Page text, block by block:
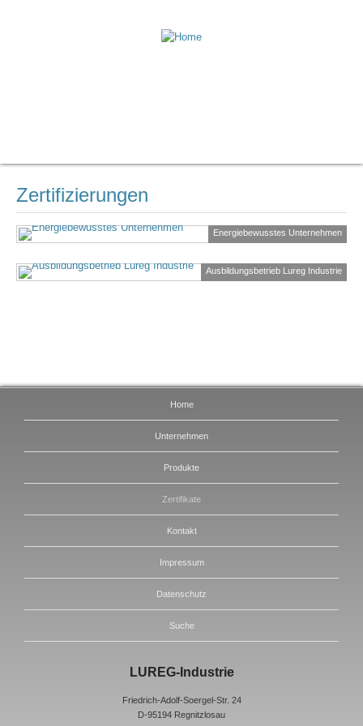
Zertifizierungen
Energiebewusstes Unternehmen
Ausbildungsbetrieb Lureg Industrie
Home
Unternehmen
Produkte
Zertifikate
Kontakt
Impressum
Datenschutz
Suche
LUREG-Industrie
Friedrich-Adolf-Soergel-Str. 24
D-95194 Regnitzlosau